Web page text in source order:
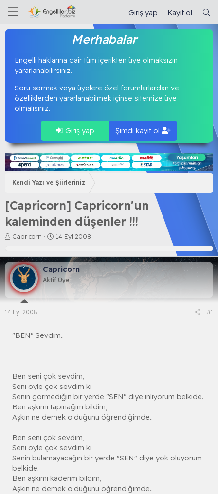
Giriş yap Kayıt ol
Merhabalar
Engelli haklarına dair tüm içerikten üye olmaksızın
yararlanabilirsiniz.
Soru sormak veya üyelere özel forumlarlardan ve
özelliklerden yararlanabilmek içinse sitemize üye
olmalısınız.
Giriş yap Şimdi kayıt ol
Kendi Yazı ve Şiirleriniz
[Capricorn] Capricorn'un
kaleminden düşenler !!!
K
b
u
y
u
b
a
ş
a
Capricorn
B
l
a
n
ç
i
14 Eyl 2008
Capricorn
Aktif Üye
14 Eyl 2008 #1
"BEN" Sevdim..
Ben seni çok sevdim,
Seni öyle çok sevdim ki
Senin görmediğin bir yerde "SEN" diye inliyorum belkide.
Ben aşkımı tapınağım bildim,
Aşkın ne demek olduğunu öğrendiğimde..
Ben seni çok sevdim,
Seni öyle çok sevdim ki
Senin bulamayacağın bir yerde "SEN" diye yok oluyorum
belkide.
Ben aşkımı kaderim bildim,
Aşkın ne demek olduğunu öğrendiğimde..